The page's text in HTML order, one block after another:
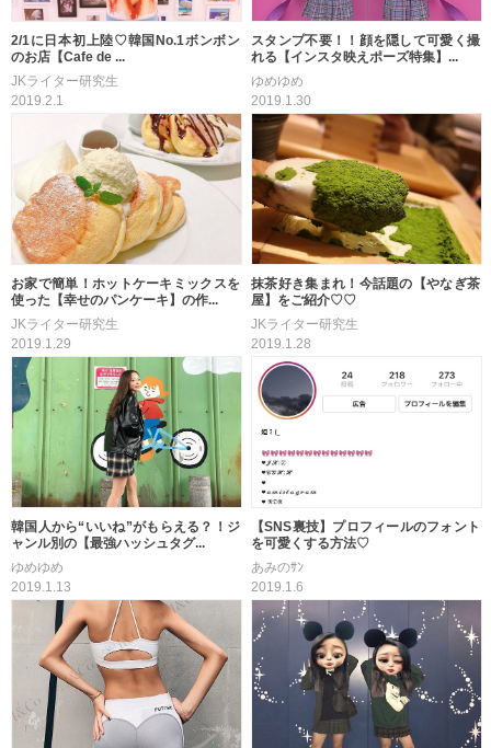
2/1に日本初上陸♡韓国No.1ボンボン
のお店【Cafe de ...
JKライター研究生
2019.2.1
スタンプ不要！！顔を隠して可愛く撮
れる【インスタ映えポーズ特集】...
ゆめゆめ
2019.1.30
お家で簡単！ホットケーキミックスを
使った【幸せのパンケーキ】の作...
JKライター研究生
2019.1.29
抹茶好き集まれ！今話題の【やなぎ茶
屋】をご紹介♡♡
JKライター研究生
2019.1.28
韓国人から“いいね”がもらえる？！ジ
ャンル別の【最強ハッシュタグ...
ゆめゆめ
2019.1.13
【SNS裏技】プロフィールのフォント
を可愛くする方法♡
あみのｻﾝ
2019.1.6